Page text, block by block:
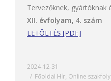
Tervezőknek, gyártóknak
XII. évfolyam, 4. szám
LETÖLTÉS [PDF]
2024-12-31
Főoldal Hír, Online